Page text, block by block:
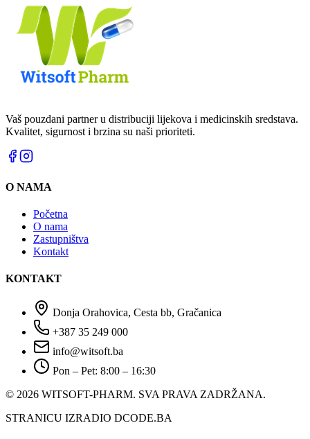
Vaš pouzdani partner u distribuciji lijekova i medicinskih sredstava.
Kvalitet, sigurnost i brzina su naši prioriteti.
O NAMA
Početna
O nama
Zastupništva
Kontakt
KONTAKT
Donja Orahovica, Cesta bb, Gračanica
+387 35 249 000
info@witsoft.ba
Pon – Pet: 8:00 – 16:30
© 2026 WITSOFT-PHARM. SVA PRAVA ZADRŽANA.
STRANICU IZRADIO DCODE.BA